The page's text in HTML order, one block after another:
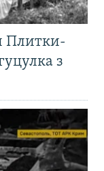
Плитки-
з